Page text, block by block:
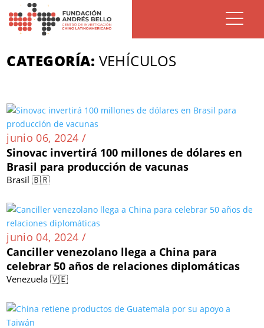
CATEGORÍA: VEHÍCULOS
junio 06, 2024 /
Sinovac invertirá 100 millones de dólares en
Brasil para producción de vacunas
Brasil 🇧🇷
junio 04, 2024 /
Canciller venezolano llega a China para
celebrar 50 años de relaciones diplomáticas
Venezuela 🇻🇪